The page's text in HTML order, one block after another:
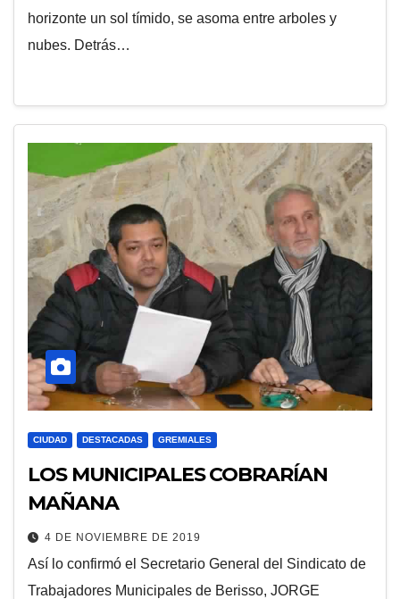
horizonte un sol tímido, se asoma entre arboles y
nubes. Detrás…
CIUDAD DESTACADAS GREMIALES
LOS MUNICIPALES COBRARÍAN
MAÑANA
4 DE NOVIEMBRE DE 2019
Así lo confirmó el Secretario General del Sindicato de
Trabajadores Municipales de Berisso, JORGE